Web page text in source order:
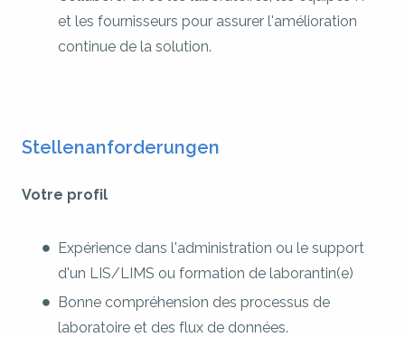
et les fournisseurs pour assurer l'amélioration
continue de la solution.
Stellenanforderungen
Votre profil
Expérience dans l'administration ou le support
d'un LIS/LIMS ou formation de laborantin(e)
Bonne compréhension des processus de
laboratoire et des flux de données.